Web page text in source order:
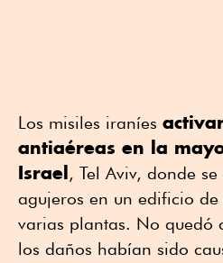
Los misiles iraníes
antiaéreas en la
Israel , Tel Aviv, donde
agujeros en un edificio
varias plantas. No quedó
los daños habían sido